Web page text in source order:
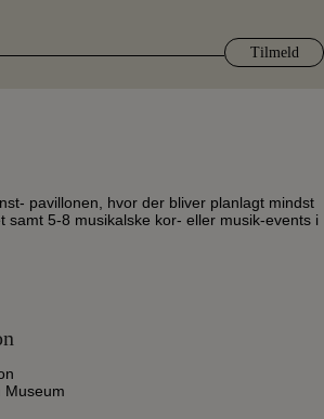
pavillonen, hvor der bliver planlagt mindst
samt 5-8 musikalske kor- eller musik-events i
Museum